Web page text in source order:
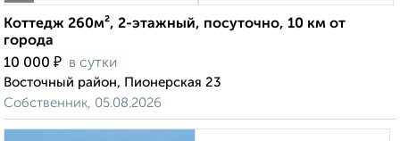
Коттедж 260м², 2-этажный, посуточно, 10 км от
города
10 000 ₽ в сутки
Восточный район, Пионерская 23
Собственник, 05.08.2026